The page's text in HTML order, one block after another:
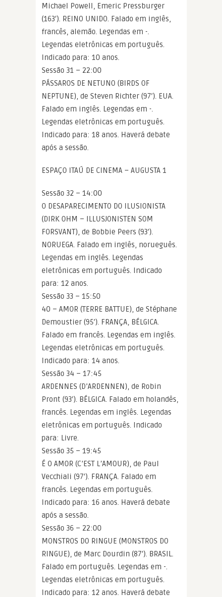
Michael Powell, Emeric Pressburger
(163′). REINO UNIDO. Falado em inglês,
francês, alemão. Legendas em -.
Legendas eletrônicas em português.
Indicado para: 10 anos.
Sessão 31 – 22:00
PÁSSAROS DE NETUNO (BIRDS OF
NEPTUNE), de Steven Richter (97′). EUA.
Falado em inglês. Legendas em -.
Legendas eletrônicas em português.
Indicado para: 18 anos. Haverá debate
após a sessão.
ESPAÇO ITAÚ DE CINEMA – AUGUSTA 1
Sessão 32 – 14:00
O DESAPARECIMENTO DO ILUSIONISTA
(DIRK OHM – ILLUSJONISTEN SOM
FORSVANT), de Bobbie Peers (93′).
NORUEGA. Falado em inglês, norueguês.
Legendas em inglês. Legendas
eletrônicas em português. Indicado
para: 12 anos.
Sessão 33 – 15:50
40 – AMOR (TERRE BATTUE), de Stéphane
Demoustier (95′). FRANÇA, BÉLGICA.
Falado em francês. Legendas em inglês.
Legendas eletrônicas em português.
Indicado para: 14 anos.
Sessão 34 – 17:45
ARDENNES (D’ARDENNEN), de Robin
Pront (93′). BÉLGICA. Falado em holandês,
francês. Legendas em inglês. Legendas
eletrônicas em português. Indicado
para: Livre.
Sessão 35 – 19:45
É O AMOR (C’EST L’AMOUR), de Paul
Vecchiali (97′). FRANÇA. Falado em
francês. Legendas em português.
Indicado para: 16 anos. Haverá debate
após a sessão.
Sessão 36 – 22:00
MONSTROS DO RINGUE (MONSTROS DO
RINGUE), de Marc Dourdin (87′). BRASIL.
Falado em português. Legendas em -.
Legendas eletrônicas em português.
Indicado para: 12 anos. Haverá debate